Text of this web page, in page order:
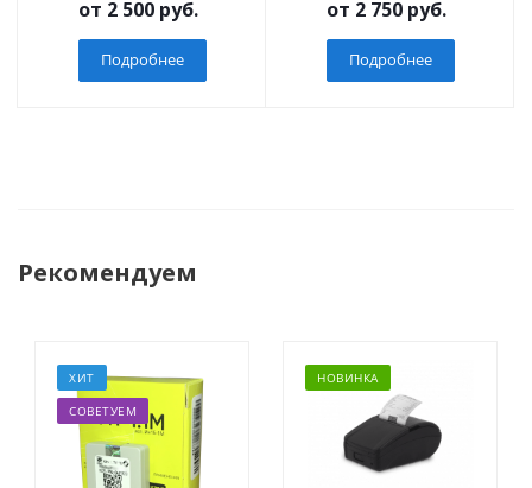
от 2 500 руб.
Подробнее
от 2 750 руб.
Подробнее
Рекомендуем
ХИТ
СОВЕТУЕМ
НОВИНКА